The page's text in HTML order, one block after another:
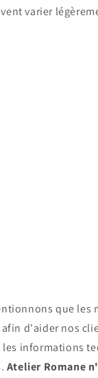
varier
que les
d'aider nos
informations
Atelier Romane